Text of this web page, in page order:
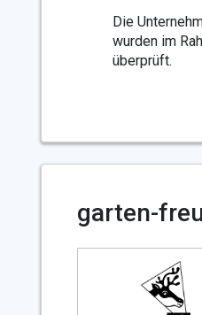
Die
wurden im
überprüft.
garten-